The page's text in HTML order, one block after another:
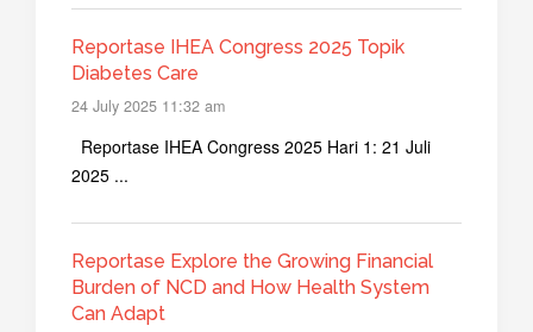
Reportase IHEA Congress 2025 Topik
Diabetes Care
24 July 2025 11:32 am
Reportase IHEA Congress 2025 Hari 1: 21 Juli
2025 ...
Reportase Explore the Growing Financial
Burden of NCD and How Health System
Can Adapt